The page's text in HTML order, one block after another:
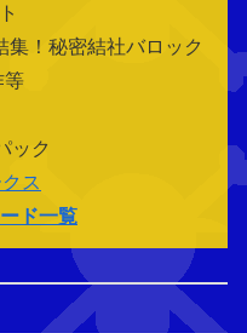
！秘密結社バロック
等
ック
ス
ド一覧